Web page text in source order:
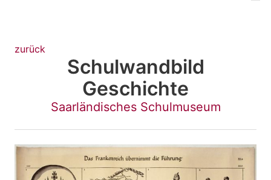
zurück
Schulwandbild
Geschichte
Saarländisches Schulmuseum